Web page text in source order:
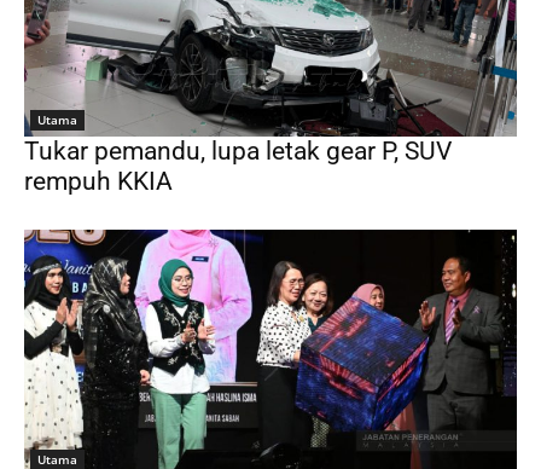
Utama
Tukar pemandu, lupa letak gear P, SUV
rempuh KKIA
Utama